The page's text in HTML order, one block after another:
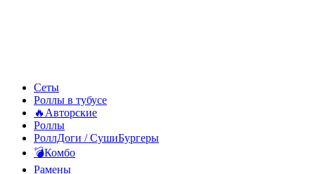
Сеты
Роллы в тубусе
🔥Авторские
Роллы
РоллДоги / СушиБургеры
💣Комбо
Рамены